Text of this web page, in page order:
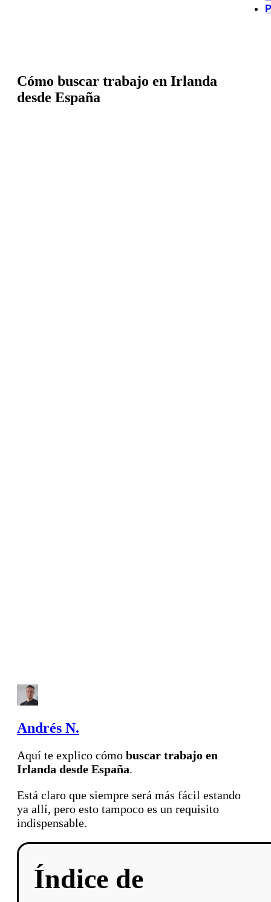
Cómo buscar trabajo en Irlanda
desde España
Andrés N.
Aquí te explico cómo buscar trabajo en
Irlanda desde España.
Está claro que siempre será más fácil estando
ya allí, pero esto tampoco es un requisito
indispensable.
Índice de